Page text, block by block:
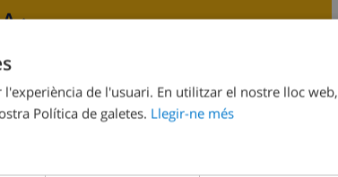
›
1x Llit individual , 1x Sofà llit
CATALAN
de l'usuari. En utilitzar el nostre lloc web,
Política de galetes. Llegir-ne més